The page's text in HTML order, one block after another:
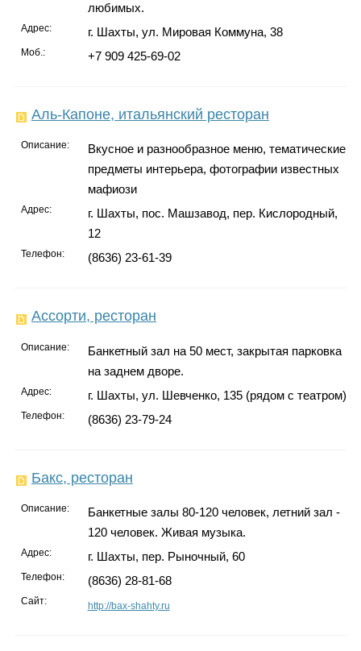
любимых.
Адрес: г. Шахты, ул. Мировая Коммуна, 38
Моб.: +7 909 425-69-02
Аль-Капоне, итальянский ресторан
Описание:
Вкусное и разнообразное меню, тематические
предметы интерьера, фотографии известных
мафиози
Адрес:
г. Шахты, пос. Машзавод, пер. Кислородный,
12
Телефон: (8636) 23-61-39
Ассорти, ресторан
Описание:
Банкетный зал на 50 мест, закрытая парковка
на заднем дворе.
Адрес: г. Шахты, ул. Шевченко, 135 (рядом с театром)
Телефон: (8636) 23-79-24
Бакс, ресторан
Описание:
Банкетные залы 80-120 человек, летний зал -
120 человек. Живая музыка.
Адрес: г. Шахты, пер. Рыночный, 60
Телефон: (8636) 28-81-68
Сайт: http://bax-shahty.ru